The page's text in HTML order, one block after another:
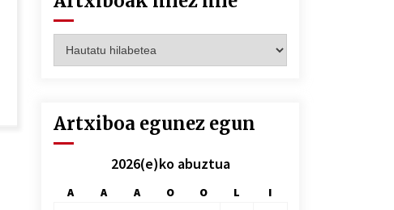
hilez
Artxiboa egunez egun
2026(e)ko abuztua
A A A O O L
I